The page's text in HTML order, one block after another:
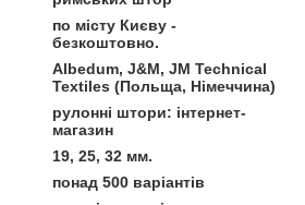
по місту Києву -
безкоштовно.
Albedum, J&M, JM Technical
Textiles (Польща, Німеччина)
рулонні штори: інтернет-
магазин
19, 25, 32 мм.
понад 500 варіантів